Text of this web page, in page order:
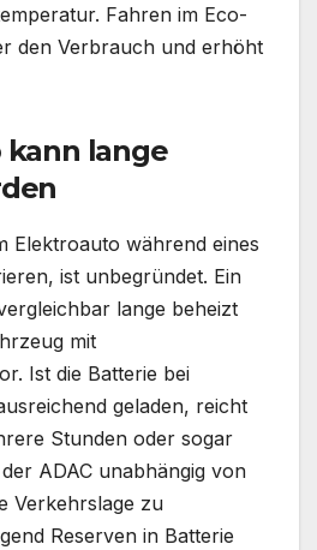
Fahren im Eco-
den Verbrauch und erhöht
lange
Elektroauto während eines
ist unbegründet. Ein
lange beheizt
mit
Ist die Batterie bei
geladen, reicht
Stunden oder sogar
ADAC unabhängig von
Verkehrslage zu
Reserven in Batterie